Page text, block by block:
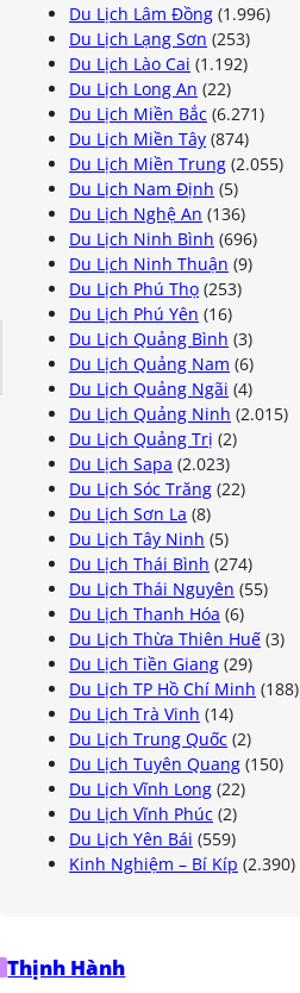
Du Lịch Lâm Đồng (1.996)
Du Lịch Lạng Sơn (253)
Du Lịch Lào Cai (1.192)
Du Lịch Long An (22)
Du Lịch Miền Bắc (6.271)
Du Lịch Miền Tây (874)
Du Lịch Miền Trung (2.055)
Du Lịch Nam Định (5)
Du Lịch Nghệ An (136)
Du Lịch Ninh Bình (696)
Du Lịch Ninh Thuận (9)
Du Lịch Phú Thọ (253)
Du Lịch Phú Yên (16)
Du Lịch Quảng Bình (3)
Du Lịch Quảng Nam (6)
Du Lịch Quảng Ngãi (4)
Du Lịch Quảng Ninh (2.015)
Du Lịch Quảng Trị (2)
Du Lịch Sapa (2.023)
Du Lịch Sóc Trăng (22)
Du Lịch Sơn La (8)
Du Lịch Tây Ninh (5)
Du Lịch Thái Bình (274)
Du Lịch Thái Nguyên (55)
Du Lịch Thanh Hóa (6)
Du Lịch Thừa Thiên Huế (3)
Du Lịch Tiền Giang (29)
Du Lịch TP Hồ Chí Minh (188)
Du Lịch Trà Vinh (14)
Du Lịch Trung Quốc (2)
Du Lịch Tuyên Quang (150)
Du Lịch Vĩnh Long (22)
Du Lịch Vĩnh Phúc (2)
Du Lịch Yên Bái (559)
Kinh Nghiệm – Bí Kíp (2.390)
Thịnh Hành